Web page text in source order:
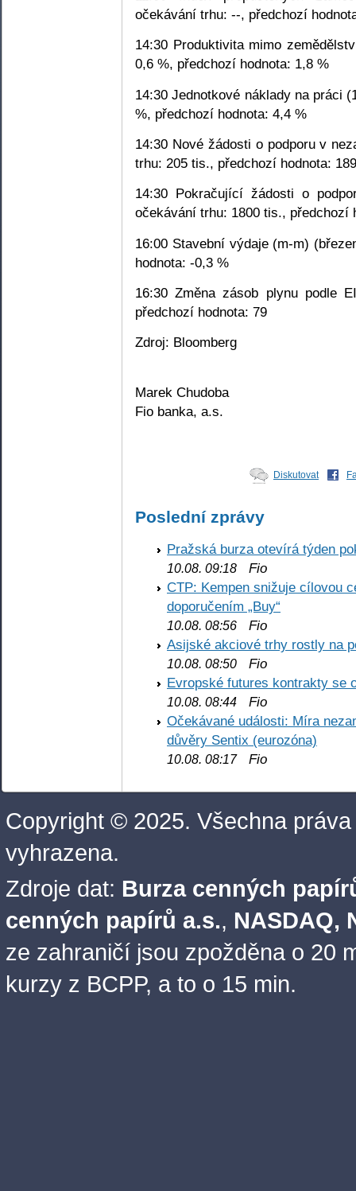
očekávání trhu: --, předchozí
14:30 Produktivita mimo
0,6 %, předchozí hodnota: 1,8 %
14:30 Jednotkové náklady na práci
%, předchozí hodnota: 4,4 %
14:30 Nové žádosti o podporu v
trhu: 205 tis., předchozí hodnota:
14:30 Pokračující žádosti o
očekávání trhu: 1800 tis., předchozí
16:00 Stavební výdaje (m-m)
hodnota: -0,3 %
16:30 Změna zásob plynu podle
předchozí hodnota: 79
Zdroj: Bloomberg
Marek Chudoba
Fio banka, a.s.
Diskutovat
Poslední zprávy
Pražská burza otevírá týden
10.08. 09:18 Fio
CTP: Kempen snižuje cílovou
doporučením „Buy“
10.08. 08:56 Fio
Asijské akciové trhy rostly na
10.08. 08:50 Fio
Evropské futures kontrakty se
10.08. 08:44 Fio
Očekávané události: Míra
důvěry Sentix (eurozóna)
10.08. 08:17Fio
Copyright © 2025. Všechna práva
vyhrazena.
Zdroje dat: Burza cenných
cenných papírů a.s., NASDAQ,
ze zahraničí jsou zpožděna o 20
kurzy z BCPP, a to o 15 min.